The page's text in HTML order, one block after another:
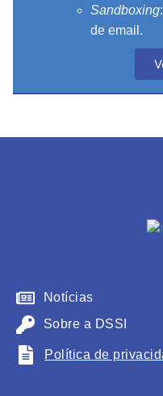
Sandboxing
de email.
Notícias
Sobre a DSSI
Política de